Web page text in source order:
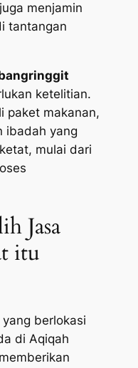
menjamin
tantangan
ketelitian.
paket makanan,
ibadah yang
mulai dari
Jasa
itu
berlokasi
di Aqiqah